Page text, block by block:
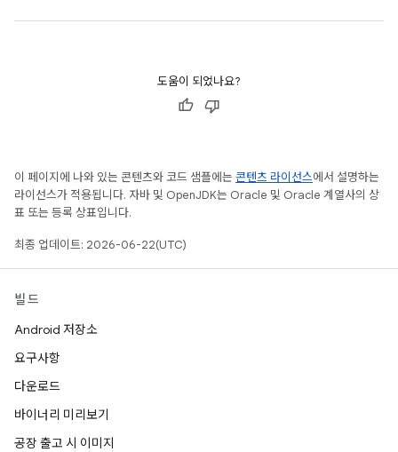
도움이 되었나요?
이 페이지에 나와 있는 콘텐츠와 코드 샘플에는 콘텐츠 라이선스에서 설명하는
라이선스가 적용됩니다. 자바 및 OpenJDK는 Oracle 및 Oracle 계열사의 상
표 또는 등록 상표입니다.
최종 업데이트: 2026-06-22(UTC)
빌드
Android 저장소
요구사항
다운로드
바이너리 미리보기
공장 출고 시 이미지